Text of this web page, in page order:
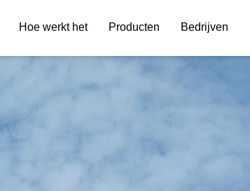
Hoe werkt het Producten Bedrijven